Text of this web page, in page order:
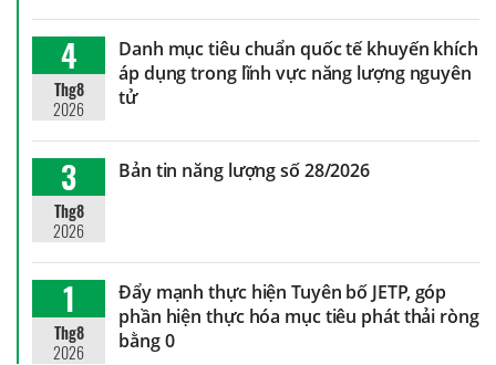
4
Thg8
2026
Danh mục tiêu chuẩn quốc tế khuyến khích
áp dụng trong lĩnh vực năng lượng nguyên
tử
3
Thg8
2026
Bản tin năng lượng số 28/2026
1
Thg8
2026
Đẩy mạnh thực hiện Tuyên bố JETP, góp
phần hiện thực hóa mục tiêu phát thải ròng
bằng 0